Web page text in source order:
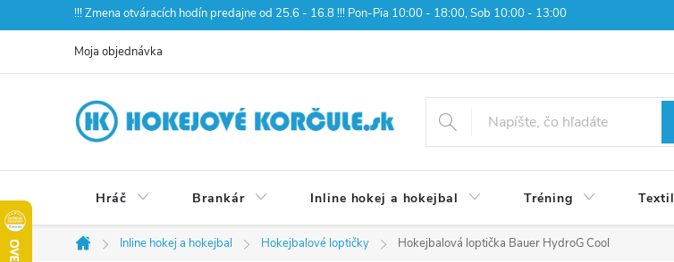
na
!!! Zmena otváracích hodín predajne od 25.6 - 16.8 !!! Pon-Pia 10:00 - 18:00, Sob 10:00 - 13:00
Moja objednávka
Hráč Brankár Inline hokej a hokejbal Tréning Textil
Domov
Inline hokej a hokejbal Hokejbalové loptičky Hokejbalová loptička Bauer HydroG Cool